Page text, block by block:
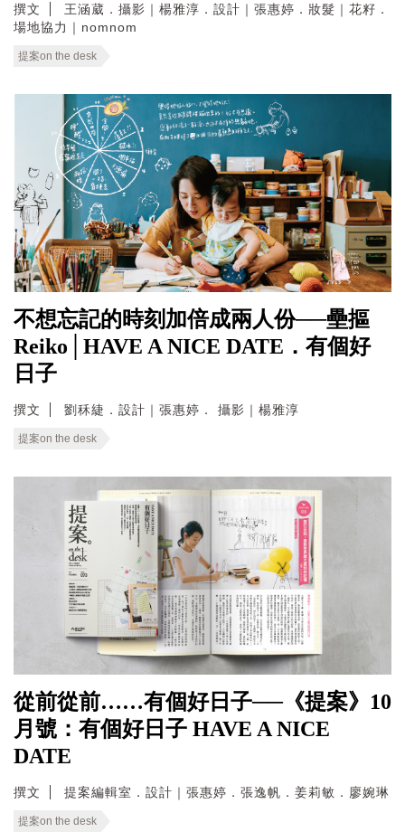
撰文
王涵葳．攝影｜楊雅淳．設計｜張惠婷．妝髮｜花籽．
場地協力｜nomnom
提案on the desk
不想忘記的時刻加倍成兩人份──壘摳
Reiko│HAVE A NICE DATE．有個好
日子
撰文 劉秝緁．設計｜張惠婷． 攝影｜楊雅淳
提案on the desk
從前從前……有個好日子──《提案》10
月號：有個好日子 HAVE A NICE
DATE
撰文 提案編輯室．設計｜張惠婷．張逸帆．姜莉敏．廖婉琳
提案on the desk